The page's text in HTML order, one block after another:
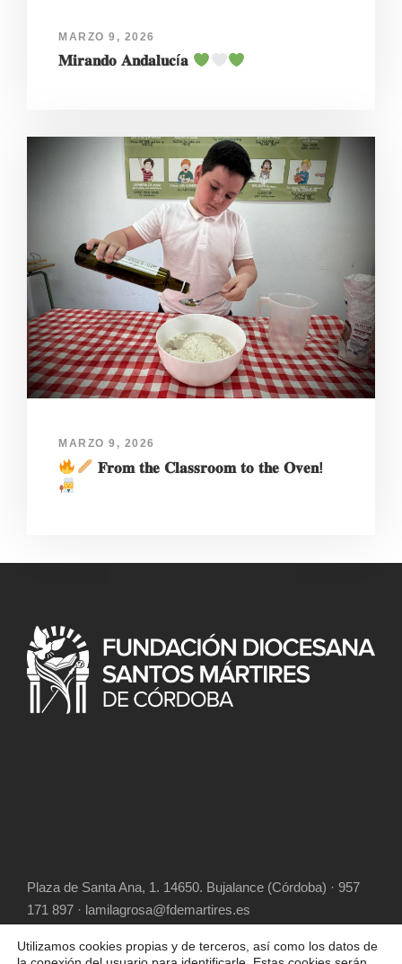
MARZO 9, 2026
𝐌𝐢𝐫𝐚𝐧𝐝𝐨 𝐀𝐧𝐝𝐚𝐥𝐮𝐜í𝐚
MARZO 9, 2026
𝐅𝐫𝐨𝐦 𝐭𝐡𝐞 𝐂𝐥𝐚𝐬𝐬𝐫𝐨𝐨𝐦 𝐭𝐨 𝐭𝐡𝐞 𝐎𝐯𝐞𝐧!
Plaza de Santa Ana, 1. 14650. Bujalance (Córdoba) · 957
171 897 · lamilagrosa@fdemartires.es
Utilizamos cookies propias y de terceros, así como los datos de